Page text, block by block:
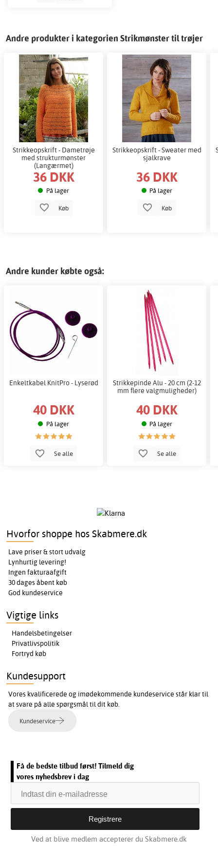
Andre produkter i kategorien Strikmønster til trøjer
Strikkeopskrift - Dametrøje
med strukturmønster
(Langærmet)
36 DKK
På lager
Køb
Strikkeopskrift - Sweater med
sjalkrave
36 DKK
På lager
Køb
Andre kunder købte også:
Enkeltkabel KnitPro - Lyserød
40 DKK
På lager
Se alle
Strikkepinde Alu - 20 cm (2-12
mm flere valgmuligheder)
40 DKK
På lager
Se alle
Hvorfor shoppe hos Skabmere.dk
Lave priser & stort udvalg
Lynhurtig levering!
Ingen fakturaafgift
30 dages åbent køb
God kundeservice
Vigtige links
Handelsbetingelser
Privatlivspolitik
Fortryd køb
Kundesupport
Vores kvalificerede og imødekommende kundeservice står klar til
at svare på alle spørgsmål til dit køb.
Kundeservice
Få de bedste tilbud først! Tilmeld dig
vores nyhedsbrev i dag
Ved at blive medlem accepterer du Skabmere.dk